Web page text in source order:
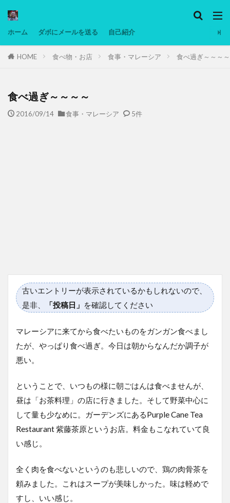
ホーム ダボにメールを送る 自己紹介
HOME 食べ物・お店 食事・マレーシア 食べ過ぎ～～～～
食べ過ぎ～～～～
2016/09/14 食事・マレーシア 5件
古いエントリーが表示されているかもしれないので、
是非、
「投稿日」 を確認してください
マレーシアに来てから食べたいものをガンガン食べまし
たが、やっぱり食べ過ぎ。今日は朝からなんだか調子が
悪い。
ということで、いつもの様に朝ごはんは食べませんが、
昼は「お茶料理」の店に行きました。そして野菜中心に
して量も少なめに。ガーデンズにあるPurple Cane Tea
Restaurant 紫藤茶原というお店。料金もこなれていて良
い感じ。
全く肉を食べないというのも悲しいので、鶏の肉骨茶を
頼みました。これはスープが美味しかった。味は軽めで
すし、いい感じ。
タグ
マレーシア動画